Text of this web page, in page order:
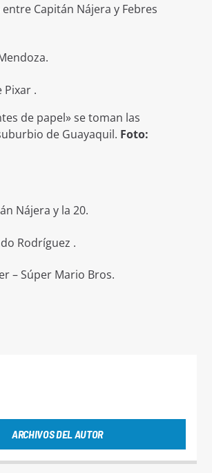
Capitán Nájera y Febres
Pixar .
de papel» se toman las
de Guayaquil. Foto:
Nájera y la 20.
Rodríguez .
– Súper Mario Bros.
ARCHIVOS DEL AUTOR